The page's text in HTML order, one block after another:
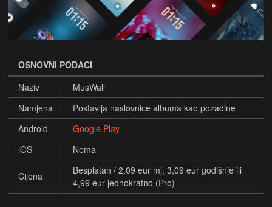
OSNOVNI PODACI
Naziv
MusWall
Namjena
Postavlja naslovnice albuma kao pozadine
Android
Google Play
iOS
Nema
Cijena
Besplatan / 2,09 eur mj, 3,09 eur godišnje ili
4,99 eur jednokratno (Pro)